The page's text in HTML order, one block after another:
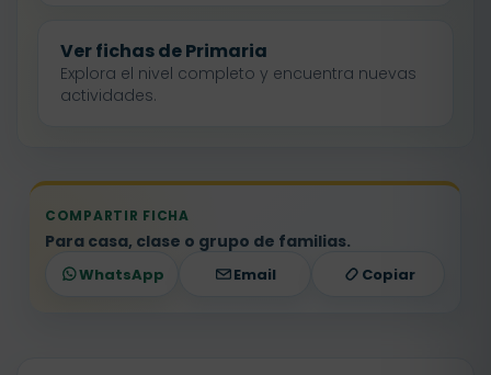
Ver fichas de Primaria
Explora el nivel completo y encuentra nuevas
actividades.
COMPARTIR FICHA
Para casa, clase o grupo de familias.
WhatsApp Email Copiar